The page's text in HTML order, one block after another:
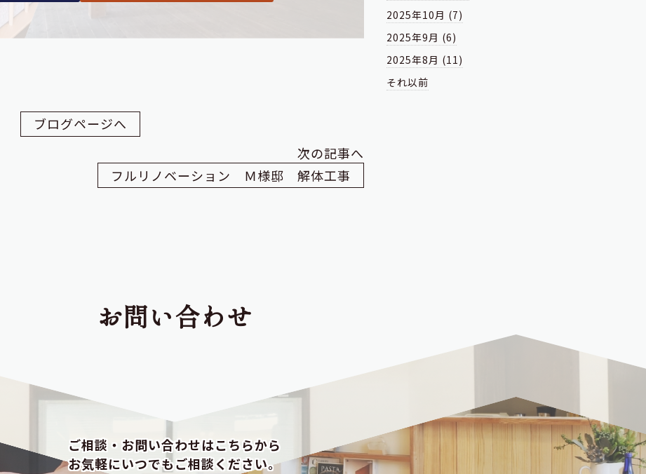
ブログページへ
次の記事へ
フルリノベーション Ｍ様邸 解体工事
2025年10月 (7)
2025年9月 (6)
2025年8月 (11)
それ以前
お問い合わせ
ご相談・お問い合わせはこちらから
お気軽にいつでもご相談ください。